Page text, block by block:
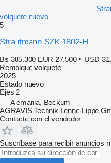
volquete nuevo
5
Strautmann SZK 1802-H
Bs 385.300 EUR 27.500 ≈ USD
Remolque volquete
2025
Estado nuevo
Ejes 2
Alemania, Beckum
AGRAVIS Technik Lenne-Lippe
Contacte con el vendedor
Suscríbase para recibir anuncios